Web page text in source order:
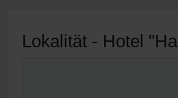
Lokalität - Hotel